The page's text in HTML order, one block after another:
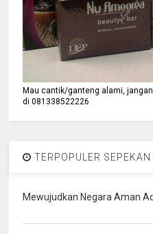
Mau cantik/ganteng alami,
di 081338522226
TERPOPULER SEPEKAN
Mewujudkan Negara Aman